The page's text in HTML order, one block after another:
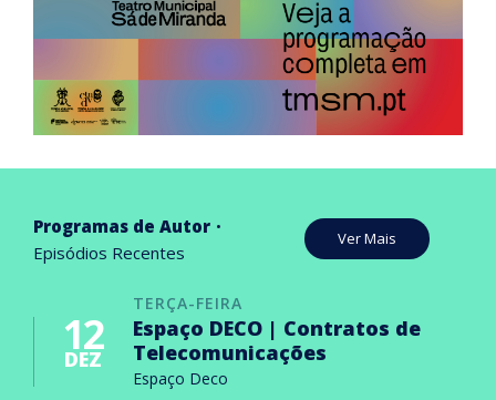
Programas de Autor
Episódios Recentes
Ver Mais
TERÇA-FEIRA
12
DEZ
Espaço DECO | Contratos de
Telecomunicações
Espaço Deco